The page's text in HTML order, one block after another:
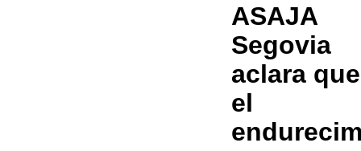
ASAJA
Segovia
aclara que
el